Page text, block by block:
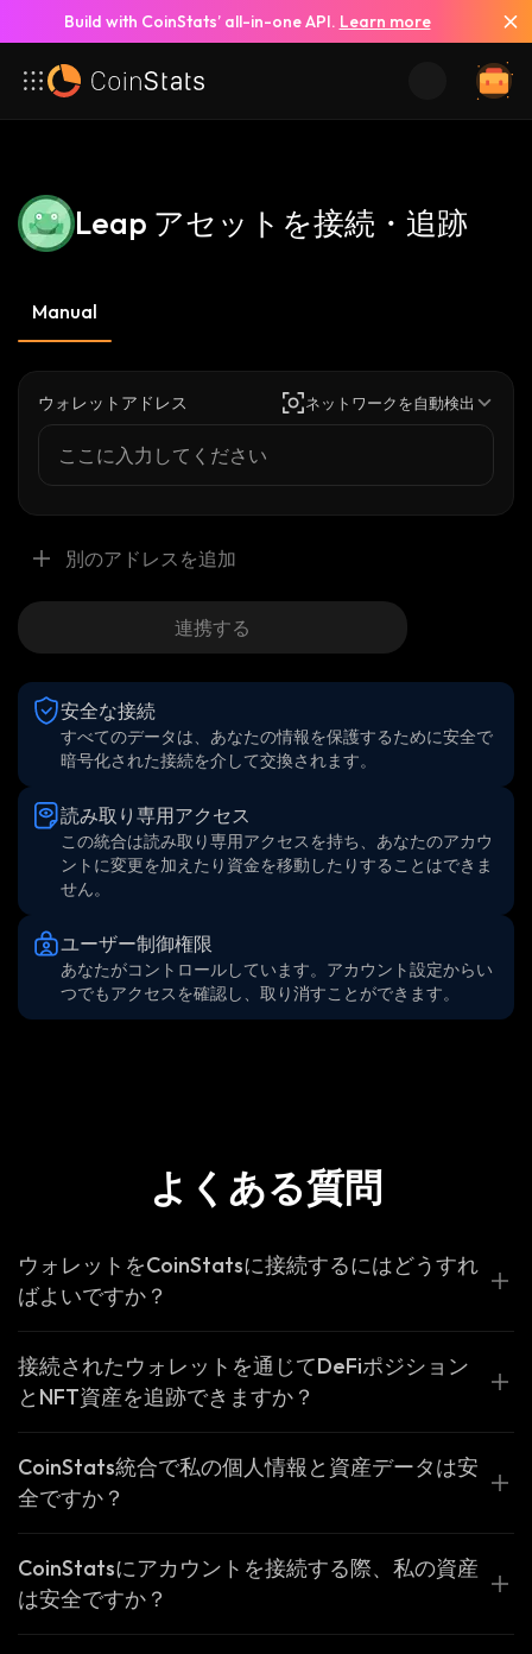
Build with CoinStats’ all-in-one API. Learn more
Leap アセットを接続・追跡
Manual
ウォレットアドレス ネットワークを自動検出
別のアドレスを追加
連携する
安全な接続
すべてのデータは、あなたの情報を保護するために安全で
暗号化された接続を介して交換されます。
読み取り専用アクセス
この統合は読み取り専用アクセスを持ち、あなたのアカウ
ントに変更を加えたり資金を移動したりすることはできま
せん。
ユーザー制御権限
あなたがコントロールしています。アカウント設定からい
つでもアクセスを確認し、取り消すことができます。
よくある質問
ウォレットをCoinStatsに接続するにはどうすれ
ばよいですか？
接続されたウォレットを通じてDeFiポジション
とNFT資産を追跡できますか？
CoinStats統合で私の個人情報と資産データは安
全ですか？
CoinStatsにアカウントを接続する際、私の資産
は安全ですか？